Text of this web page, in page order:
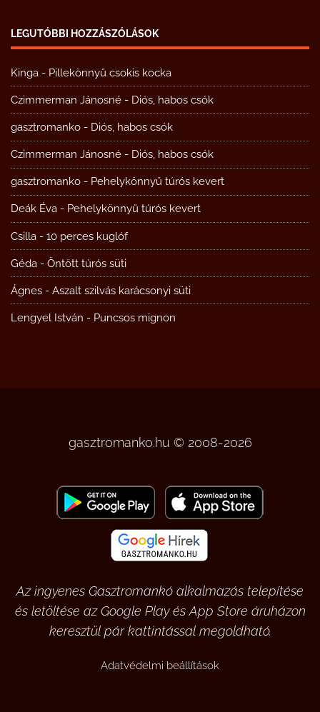
LEGUTÓBBI HOZZÁSZÓLÁSOK
Kinga - Pillekönnyű csokis kocka
Czimmerman Jánosné - Diós, habos csók
gasztromanko - Diós, habos csók
Czimmerman Jánosné - Diós, habos csók
gasztromanko - Pehelykönnyű túrós kevert
Deák Éva - Pehelykönnyű túrós kevert
Csilla - 10 perces kuglóf
Géda - Öntött túrós süti
Ágnes - Aszalt szilvás karácsonyi süti
Lengyel István - Puncsos mignon
gasztromanko.hu © 2008-2026
Az ingyenes Gasztromankó alkalmazás telepítése
és letöltése az Google Play és App Store áruházon
keresztül pár kattintással megoldható.
Adatvédelmi beállítások